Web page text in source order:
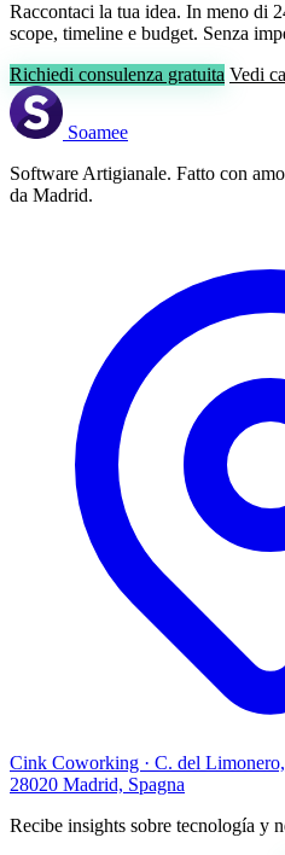
Raccontaci la tua idea. In meno di
scope, timeline e budget. Senza
Richiedi consulenza gratuita Vedi
Soamee
Software Artigianale. Fatto con
da Madrid.
Cink Coworking · C. del
28020 Madrid, Spagna
Recibe insights sobre tecnología y